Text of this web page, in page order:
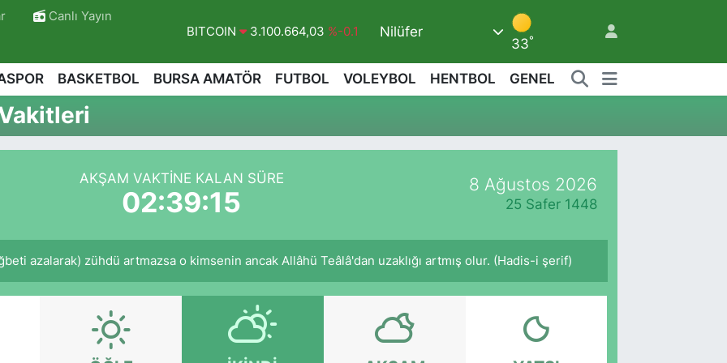
Canlı Yayın
BITCOIN 3.100.664,03 %-0.18
DOLAR
47,7436 %0.18
GRAM ALTIN
6660.55 %0.03
BİST100
Nilüfer
33°
BASKETBOL BURSA AMATÖR FUTBOL VOLEYBOL HENTBOL GENEL
AKŞAM VAKTINE KALAN SÜRE
02:39:14
8 Ağustos 2026
25 Safer 1448
azalarak) zühdü artmazsa o kimsenin ancak Allâhü Teâlâ'dan uzaklığı artmış olur. (Hadis-i şerif)